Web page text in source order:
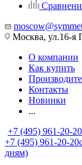
Москва, ул.16-я
О компании
Как купить
Контакты
Новинки
...
+7 (495) 961-20-20
+7 (495) 961-20-20
дням)